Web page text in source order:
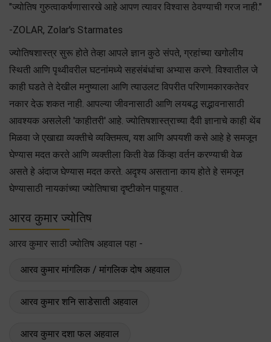
"ज्योतिष गुरुत्वाकर्षणासारखे आहे आपण त्यावर विश्वास ठेवण्याची गरज नाही."
-ZOLAR, Zolar's Starmates
ज्योतिषशास्त्र सुरू होते तेव्हा आपले ज्ञान कुठे संपते, ग्रहांच्या खगोलीय
स्थिती आणि पृथ्वीवरील घटनांमध्ये सहसंबंधांचा अभ्यास करणे. विश्वातील जे
काही घडते ते देखील मनुष्याला आणि त्याउलट विपरीत परिणामकारकतेवर
नकार देऊ शकत नाही. आपल्या जीवनासाठी आणि लयबद्ध सद्भावनासाठी
आवश्यक असलेली 'काहीतरी' आहे. ज्योतिषशास्त्राच्या दैवी ज्ञानाचे काही थेंब
मिळवा जे एखाद्या व्यक्तीचे व्यक्तिमत्व, यश आणि अपयशी कसे आहे हे समजून
घेण्यास मदत करते आणि व्यक्तीला किती वेळ किंव्हा वर्तन करण्याची वेळ
असते हे अंदाज घेण्यास मदत करते. अदृश्य असताना काय होते हे समजून
घेण्यासाठी नायकांच्या ज्योतिषाचा दृष्टीकोन पाहूयात .
आरव कुमार ज्योतिष
आरव कुमार साठी ज्योतिष अहवाल पहा -
आरव कुमार मांगलिक / मांगलिक दोष अहवाल
आरव कुमार शनि साडेसाती अहवाल
आरव कुमार दशा फल अहवाल